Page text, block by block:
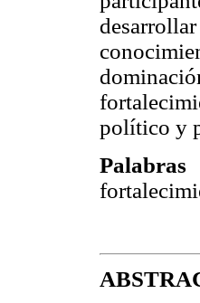
político y